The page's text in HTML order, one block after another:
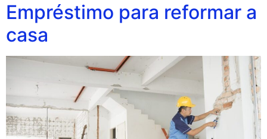
Empréstimo para reformar a
casa